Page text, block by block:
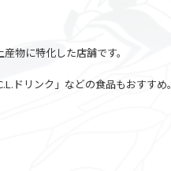
物に特化した店舗です。
ドリンク」などの食品もおすすめ。